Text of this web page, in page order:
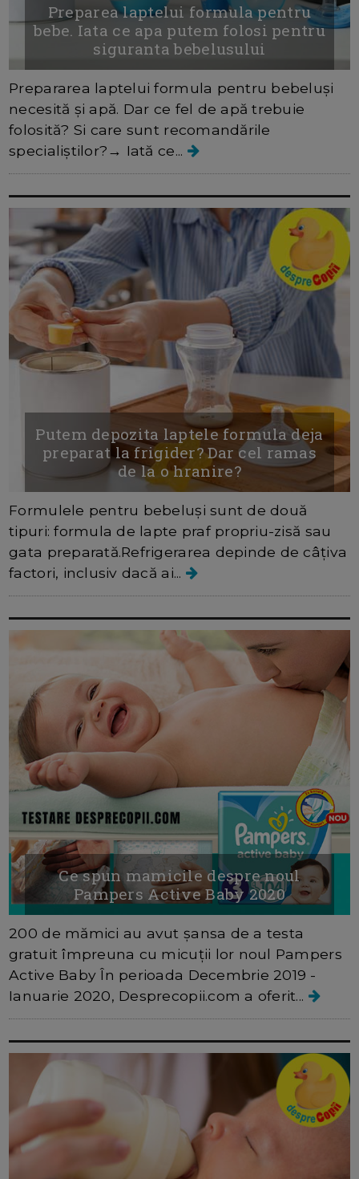
Preparea laptelui formula pentru
bebe. Iata ce apa putem folosi pentru
siguranta bebelusului
Prepararea laptelui formula pentru bebeluși
necesită și apă. Dar ce fel de apă trebuie
folosită? Si care sunt recomandările
specialiștilor?→ Iată ce...
Putem depozita laptele formula deja
preparat la frigider? Dar cel ramas
de la o hranire?
Formulele pentru bebeluși sunt de două
tipuri: formula de lapte praf propriu-zisă sau
gata preparată.Refrigerarea depinde de câțiva
factori, inclusiv dacă ai...
Ce spun mamicile despre noul
Pampers Active Baby 2020
200 de mămici au avut șansa de a testa
gratuit împreuna cu micuții lor noul Pampers
Active Baby În perioada Decembrie 2019 -
Ianuarie 2020, Desprecopii.com a oferit...